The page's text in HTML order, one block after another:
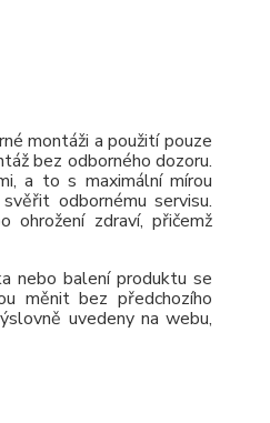
montáži a použití pouze
bez odborného dozoru.
a to s maximální mírou
odbornému servisu.
ohrožení zdraví, přičemž
nebo balení produktu se
měnit bez předchozího
uvedeny na webu,